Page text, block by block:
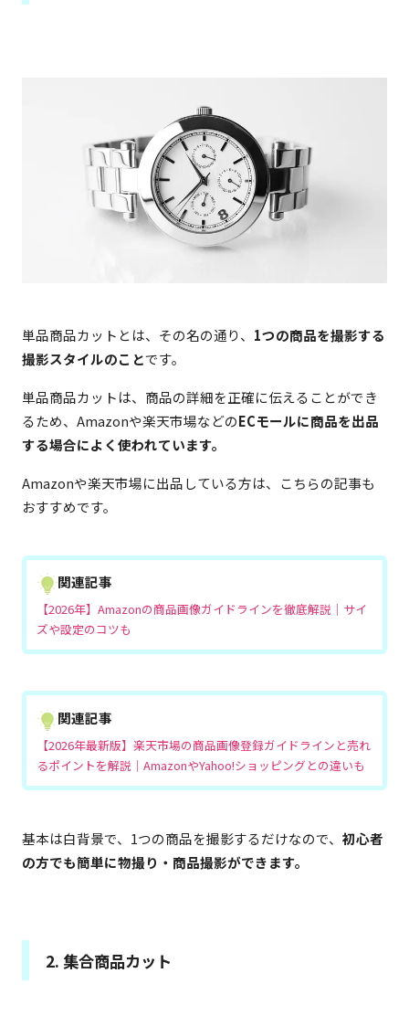
単品商品カットとは、その名の通り、 1つの商品を撮影する
撮影スタイルのことです。
単品商品カットは、商品の詳細を正確に伝えることができ
るため、Amazonや楽天市場などのECモールに商品を出品
する場合によく使われています。
Amazonや楽天市場に出品している方は、こちらの記事も
おすすめです。
関連記事
【2026年】Amazonの商品画像ガイドラインを徹底解説｜サイ
ズや設定のコツも
関連記事
【2026年最新版】楽天市場の商品画像登録ガイドラインと売れ
るポイントを解説｜AmazonやYahoo!ショッピングとの違いも
基本は白背景で、1つの商品を撮影するだけなので、 初心者
の方でも簡単に物撮り・商品撮影ができます。
2. 集合商品カット